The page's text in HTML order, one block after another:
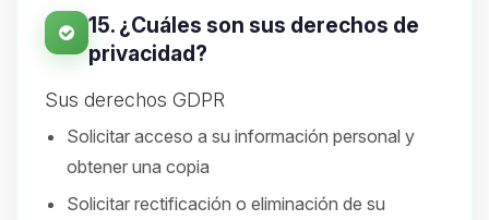
15. ¿Cuáles son sus derechos de
privacidad?
Sus derechos GDPR
Solicitar acceso a su información personal y
obtener una copia
Solicitar rectificación o eliminación de su